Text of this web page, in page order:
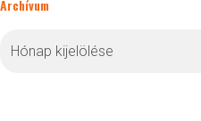
Archívum